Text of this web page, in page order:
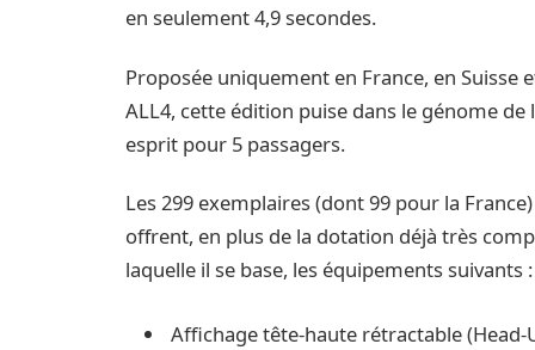
en seulement 4,9 secondes.
Proposée uniquement en France, en Suisse
ALL4, cette édition puise dans le génome
esprit pour 5 passagers.
Les 299 exemplaires (dont 99 pour la
offrent, en plus de la dotation déjà très
laquelle il se base, les équipements suivants :
Affichage tête-haute rétractable (Head-